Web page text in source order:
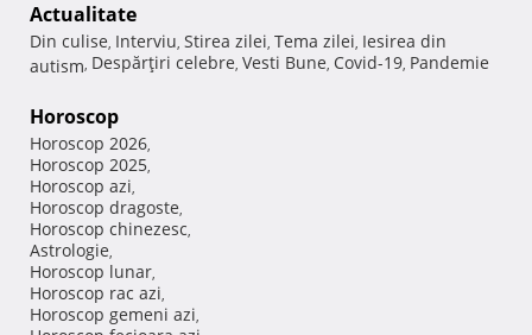
Actualitate
Din culise, Interviu, Stirea zilei, Tema zilei, Iesirea din
autism, Despărţiri celebre, Vesti Bune, Covid-19, Pandemie
Horoscop
Horoscop 2026,
Horoscop 2025,
Horoscop azi,
Horoscop dragoste,
Horoscop chinezesc,
Astrologie,
Horoscop lunar,
Horoscop rac azi,
Horoscop gemeni azi,